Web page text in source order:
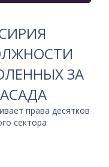
ЗА
права десятков
сектора